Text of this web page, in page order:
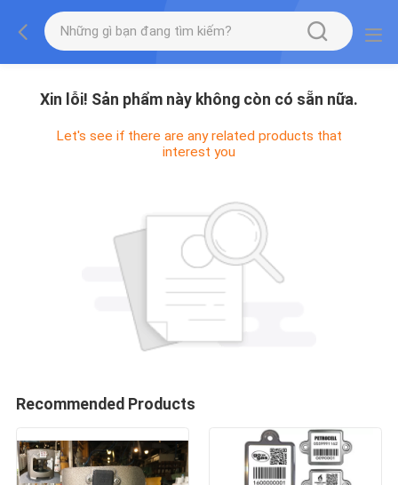
Xin lỗi! Sản phẩm này không còn có sẵn nữa.
Let's see if there are any related products that
interest you
Recommended Products